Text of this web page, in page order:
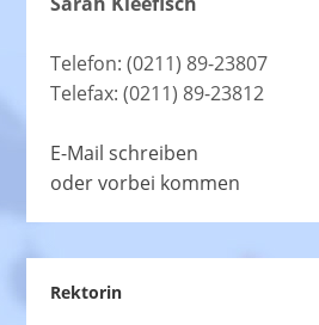
Telefon: (0211) 89-23807
Telefax: (0211) 89-23812
E-Mail schreiben
oder vorbei kommen
Rektorin